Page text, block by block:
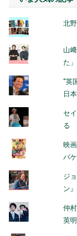
北
山
た」
“英
日
セ
る
映
バ
ジ
ン
仲
英